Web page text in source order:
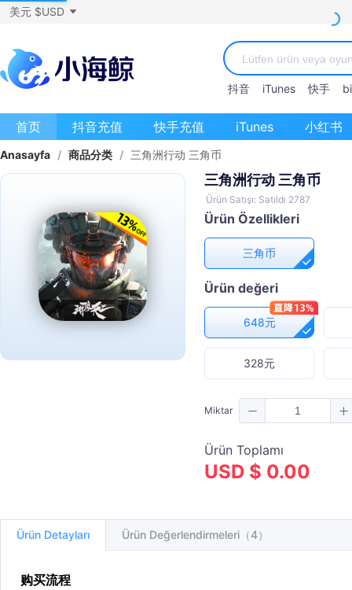
美元 $USD
抖音 iTunes 快手
首页 抖音充值 快手充值 iTunes 小红书
Anasayfa / 商品分类 / 三角洲行动 三角币
三角洲行动 三角币
Ürün Satışı: Satıldı 2787
Ürün Özellikleri
三角币
Ürün değeri
648元
328元
Miktar
Ürün Toplamı
USD $ 0.00
Ürün Detayları Ürün Değerlendirmeleri（4）
购买流程